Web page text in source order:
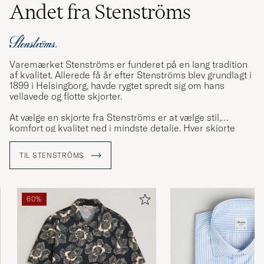
Andet fra Stenströms
Varemærket Stenströms er funderet på en lang tradition
af kvalitet. Allerede få år efter Stenströms blev grundlagt i
1899 i Helsingborg, havde rygtet spredt sig om hans
vellavede og flotte skjorter.
At vælge en skjorte fra Stenströms er at vælge stil,
komfort og kvalitet ned i mindste detalje. Hver skjorte
igennem mindst 60 forskellige trin i produktionen og
adskillige kritiske kvalitetskontroller inden den er færdig.
TIL STENSTRÖMS
60%